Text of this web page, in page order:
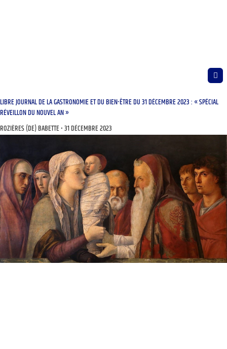
LIBRE JOURNAL DE LA GASTRONOMIE ET DU BIEN-ÊTRE DU 31 DÉCEMBRE 2023 : « SPÉCIAL
RÉVEILLON DU NOUVEL AN »
ROZIÈRES (DE) BABETTE 31 DÉCEMBRE 2023